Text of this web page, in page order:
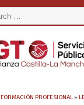
FORMACIÓN PROFESIONAL»